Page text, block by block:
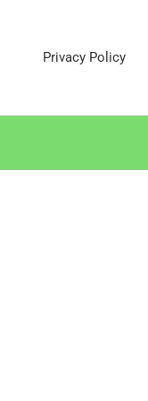
Privacy Policy